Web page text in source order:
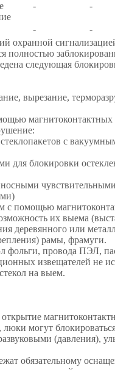
- -
-
-
охранной
полностью
следующая
вырезание,
магнитоконтактных
с
для блокировки
с помощью
их выема
деревянного или
рамы, фрамуги.
фольги, провода ПЭЛ,
извещателей не
на выем.
люки могут
(давления),
обязательному